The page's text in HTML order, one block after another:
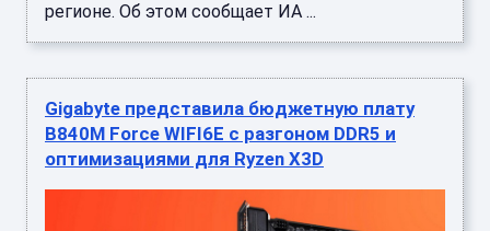
регионе. Об этом сообщает ИА ...
Gigabyte представила бюджетную плату
B840M Force WIFI6E с разгоном DDR5 и
оптимизациями для Ryzen X3D